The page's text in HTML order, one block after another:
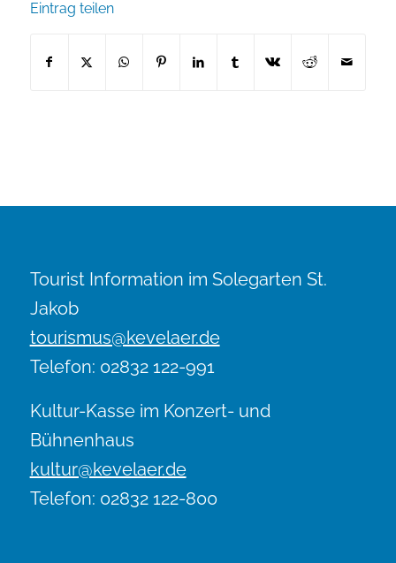
Eintrag teilen
Tourist Information im Solegarten St.
Jakob
tourismus@kevelaer.de
Telefon: 02832 122-991
Kultur-Kasse im Konzert- und
Bühnenhaus
kultur@kevelaer.de
Telefon: 02832 122-800